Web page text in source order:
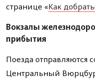
странице «Как
Вокзалы
прибытия
Поезда отправляются
Центральный